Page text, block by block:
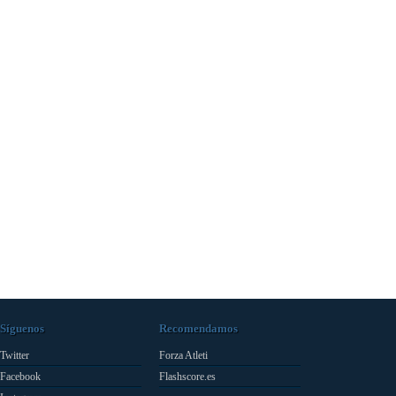
Síguenos
Twitter
Facebook
Recomendamos
Forza Atleti
Flashscore.es